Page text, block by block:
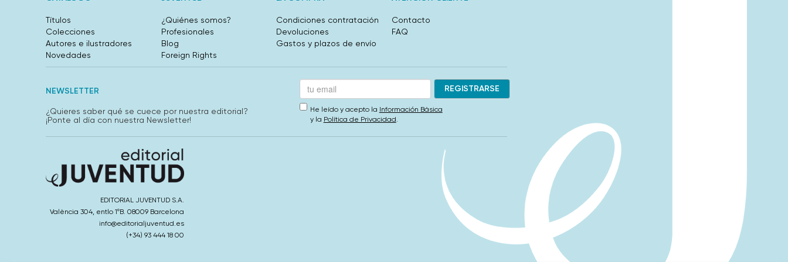
Títulos
Colecciones
Autores e ilustradores
Novedades
¿Quiénes somos?
Profesionales
Blog
Foreign Rights
Condiciones contratación
Devoluciones
Gastos y plazos de envío
Contacto
FAQ
NEWSLETTER
¿Quieres saber qué se cuece por nuestra editorial?
¡Ponte al día con nuestra Newsletter!
He leído y acepto la Información Básica
y la Política de Privacidad.
EDITORIAL JUVENTUD S.A.
València 304, entlo 1ºB. 08009 Barcelona
info@editorialjuventud.es
(+34) 93 444 18 00